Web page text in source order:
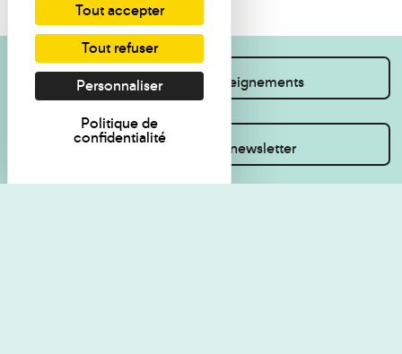
Je souhaite des renseignements
Inscrivez-vous à la newsletter
Tout accepter
Tout refuser
Personnaliser
Politique de
confidentialité